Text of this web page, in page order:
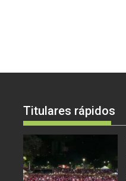
Titulares rápidos